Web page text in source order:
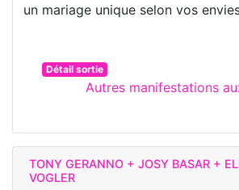
un mariage unique selon vos
Détail sortie
Autres manifestations
TONY GERANNO + JOSY BASAR +
VOGLER